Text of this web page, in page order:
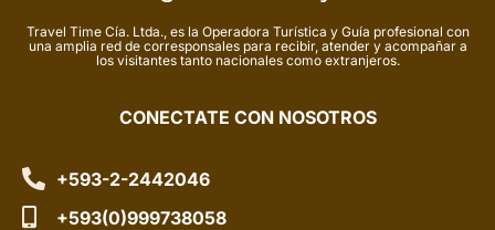
Travel Time Cía. Ltda., es la Operadora Turística y Guía profesional con
una amplia red de corresponsales para recibir, atender y acompañar a
los visitantes tanto nacionales como extranjeros.
CONECTATE CON NOSOTROS
+593-2-2442046
+593(0)999738058